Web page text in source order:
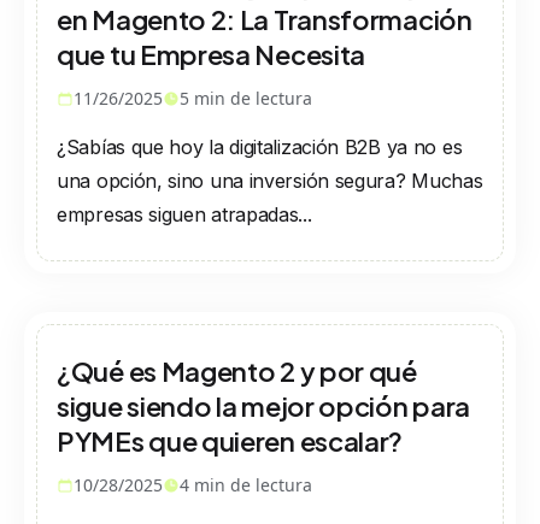
en Magento 2: La Transformación
que tu Empresa Necesita
11/26/2025 5 min de lectura
¿Sabías que hoy la digitalización B2B ya no es
una opción, sino una inversión segura? Muchas
empresas siguen atrapadas...
¿Qué es Magento 2 y por qué
sigue siendo la mejor opción para
PYMEs que quieren escalar?
10/28/2025 4 min de lectura